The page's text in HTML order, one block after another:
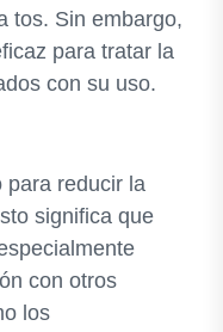
tos. Sin embargo,
para tratar la
con su uso.
para reducir la
significa que
con otros
los